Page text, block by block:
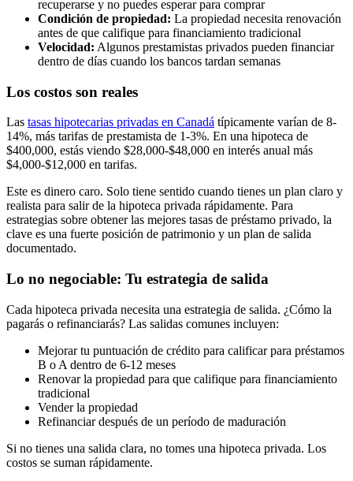
recuperarse y no puedes esperar para comprar
Condición de propiedad: La propiedad necesita renovación
antes de que califique para financiamiento tradicional
Velocidad: Algunos prestamistas privados pueden financiar
dentro de días cuando los bancos tardan semanas
Los costos son reales
Las tasas hipotecarias privadas en Canadá típicamente varían de 8-
14%, más tarifas de prestamista de 1-3%. En una hipoteca de
$400,000, estás viendo $28,000-$48,000 en interés anual más
$4,000-$12,000 en tarifas.
Este es dinero caro. Solo tiene sentido cuando tienes un plan claro y
realista para salir de la hipoteca privada rápidamente. Para
estrategias sobre obtener las mejores tasas de préstamo privado, la
clave es una fuerte posición de patrimonio y un plan de salida
documentado.
Lo no negociable: Tu estrategia de salida
Cada hipoteca privada necesita una estrategia de salida. ¿Cómo la
pagarás o refinanciarás? Las salidas comunes incluyen:
Mejorar tu puntuación de crédito para calificar para préstamos
B o A dentro de 6-12 meses
Renovar la propiedad para que califique para financiamiento
tradicional
Vender la propiedad
Refinanciar después de un período de maduración
Si no tienes una salida clara, no tomes una hipoteca privada. Los
costos se suman rápidamente.